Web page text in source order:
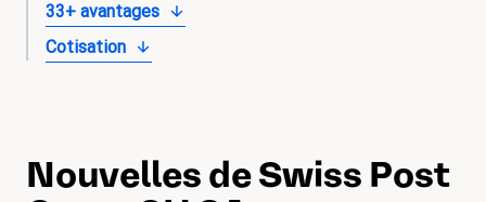
33+ avantages
Cotisation
Nouvelles de Swiss Post